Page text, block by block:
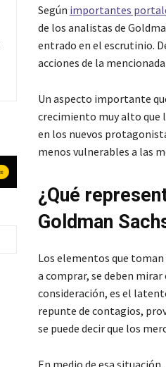
Según importantes
de los analistas de
entrado en el escrutinio.
acciones de la
Un aspecto importante
crecimiento muy alto que
en los nuevos
menos vulnerables a las
¿Qué
Goldman
Los elementos que toman
a comprar, se deben
consideración, es el
repunte de contagios,
se puede decir que los
En medio de esa